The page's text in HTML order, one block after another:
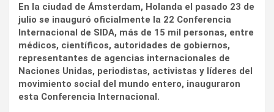
En la ciudad de Ámsterdam, Holanda el pasado 23 de
julio se inauguró oficialmente la 22 Conferencia
Internacional de SIDA, más de 15 mil personas, entre
médicos, científicos, autoridades de gobiernos,
representantes de agencias internacionales de
Naciones Unidas, periodistas, activistas y líderes del
movimiento social del mundo entero, inauguraron
esta Conferencia Internacional.